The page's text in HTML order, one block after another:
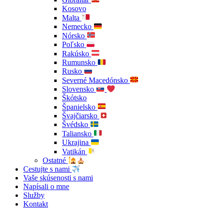
Kosovo
Malta
Nemecko
Nórsko
Poľsko
Rakúsko
Rumunsko
Rusko
Severné Macedónsko
Slovensko
Škótsko
Španielsko
Švajčiarsko
Švédsko
Taliansko
Ukrajina
Vatikán
Ostatné
Cestujte s nami
Vaše skúsenosti s nami
Napísali o mne
Služby
Kontakt